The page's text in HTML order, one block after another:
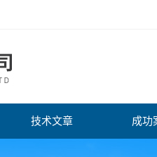
技术文章 成功